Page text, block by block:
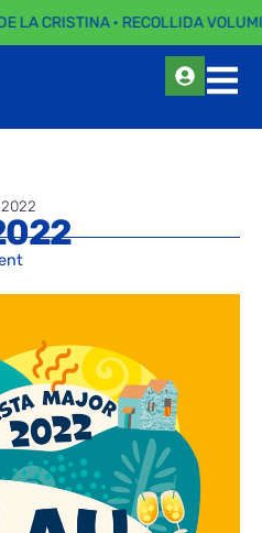
LA CRISTINA · RECOLLIDA